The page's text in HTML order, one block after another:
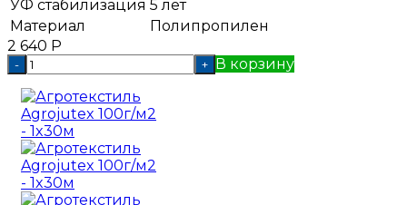
УФ стабилизация 5 лет
Материал
Полипропилен
2 640 Р
- + В корзину